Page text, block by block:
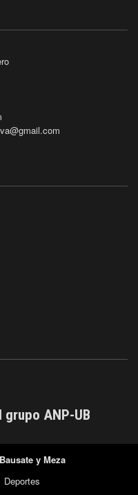
ANP-UB
y Meza
Deportes